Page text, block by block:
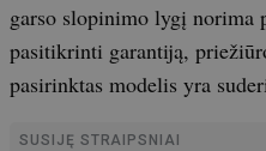
garso slopinimo lygį norima
pasitikrinti garantiją,
pasirinktas modelis yra
SUSIJĘ STRAIPSNIAI